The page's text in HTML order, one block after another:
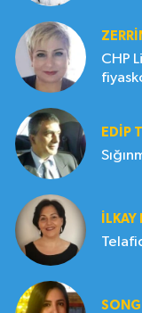
CHP
EDIP